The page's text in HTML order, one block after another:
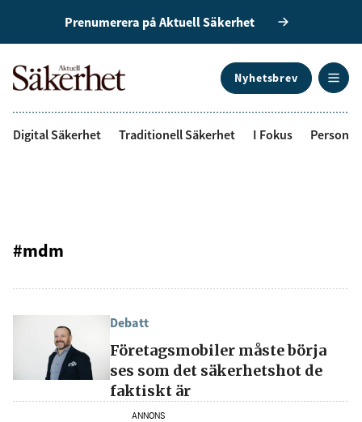
Prenumerera på Aktuell Säkerhet
Nyhetsbrev
Digital Säkerhet Traditionell Säkerhet I Fokus
#mdm
Debatt
Företagsmobiler måste börja
ses som det säkerhetshot de
faktiskt är
ANNONS